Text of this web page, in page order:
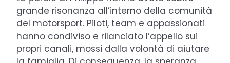
grande risonanza all’interno della comunità
del motorsport. Piloti, team e appassionati
hanno condiviso e rilanciato l’appello sui
propri canali, mossi dalla volontà di aiutare